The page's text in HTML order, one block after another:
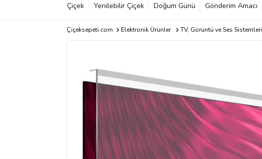
Çiçek Yenilebilir Çiçek Doğum Günü Gönderim Amacı
Çiçeksepeti.com Elektronik Ürünler TV, Görüntü ve Ses Sistemleri